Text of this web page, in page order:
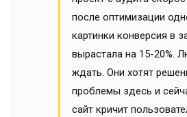
после оптимизации
картинки конверсия в
вырастала на 15-20%.
ждать. Они хотят
проблемы здесь и
сайт кричит